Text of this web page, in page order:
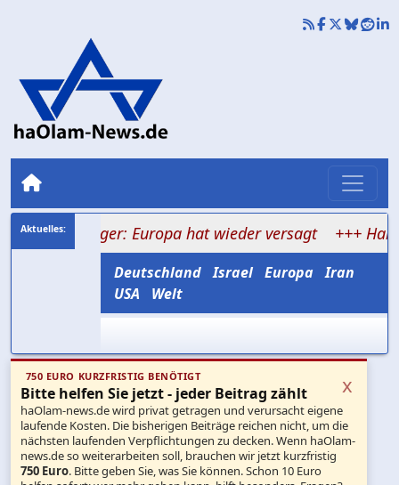
Europa hat wieder versagt +++ Hamas
Deutschland Israel Europa Iran
USA
Welt
750 EURO KURZFRISTIG BENÖTIGT
Bitte helfen Sie jetzt - jeder Beitrag zählt
haOlam-news.de wird privat getragen und verursacht eigene
laufende Kosten. Die bisherigen Beiträge reichen nicht, um die
nächsten laufenden Verpflichtungen zu decken. Wenn haOlam-
news.de so weiterarbeiten soll, brauchen wir jetzt kurzfristig
750 Euro. Bitte geben Sie, was Sie können. Schon 10 Euro
x